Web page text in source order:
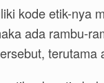
kode etik-nya
ada rambu-
terutama